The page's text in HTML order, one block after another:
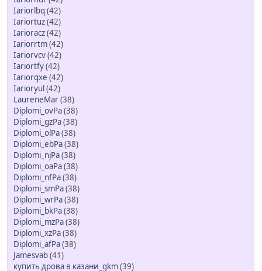
Iariorlbq (42)
Iariortuz(42)
Iarioracz(42)
Iariorrtm(42)
Iariorvcv(42)
Iariortfy(42)
Iariorqxe (42)
Iarioryul (42)
LaureneMar(38)
Diplomi_ovPa(38)
Diplomi_gzPa(38)
Diplomi_olPa(38)
Diplomi_ebPa(38)
Diplomi_njPa(38)
Diplomi_oaPa(38)
Diplomi_nfPa(38)
Diplomi_smPa(38)
Diplomi_wrPa(38)
Diplomi_bkPa(38)
Diplomi_mzPa(38)
Diplomi_xzPa(38)
Diplomi_afPa(38)
Jamesvab(41)
купить дрова в казани_gkm(39)